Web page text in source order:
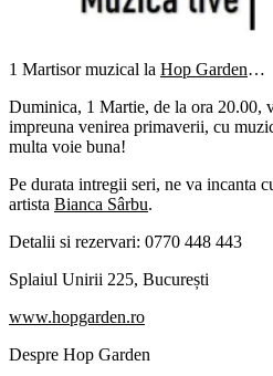
1 Martisormuzical la Hop Garden…
Duminica, 1 Martie, de la ora 20.00,
impreuna venirea primaverii, cu
multa voie buna!
Pe durata intregii seri, ne va incanta
artista Bianca Sârbu.
Detalii si rezervari: 0770 448 443
Splaiul Unirii 225, București
www.hopgarden.ro
Despre Hop Garden